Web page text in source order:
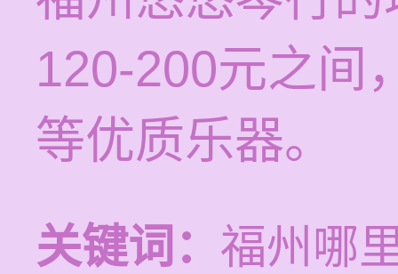
120-200元之间
等优质乐器。
关键词： 福州哪